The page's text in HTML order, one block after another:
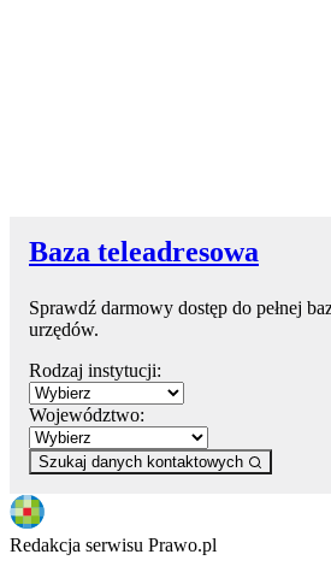
Baza teleadresowa
Sprawdź darmowy dostęp do pełnej
urzędów.
Rodzaj instytucji:
Województwo:
Szukaj danych kontaktowych
Redakcja serwisu Prawo.pl